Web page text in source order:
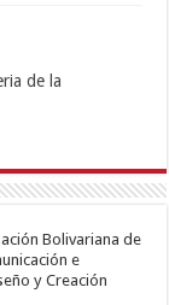
Bolivariana de
e
y Creación